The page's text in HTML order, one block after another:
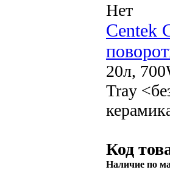
Нет
Centek
20л,
Tray
Код
Наличие по